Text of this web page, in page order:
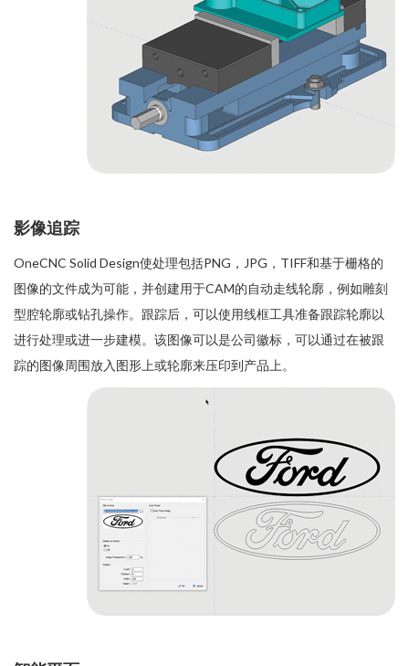
影像追踪
OneCNC Solid Design使处理包括PNG，JPG，TIFF和基于栅格的
图像的文件成为可能，并创建用于CAM的自动走线轮廓，例如雕刻
型腔轮廓或钻孔操作。跟踪后，可以使用线框工具准备跟踪轮廓以
进行处理或进一步建模。该图像可以是公司徽标，可以通过在被跟
踪的图像周围放入图形上或轮廓来压印到产品上。